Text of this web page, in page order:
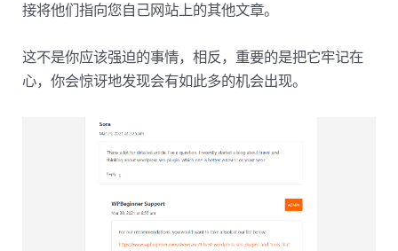
接将他们指向您自己网站上的其他文章。
这不是你应该强迫的事情，相反，重要的是把它牢记在
心，你会惊讶地发现会有如此多的机会出现。